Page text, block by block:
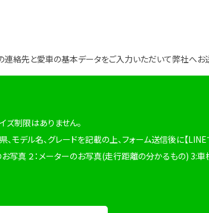
絡先と愛車の基本データをご入力いただいて弊社へお
ズ制限はありません。
モデル名、グレードを記載の上、フォーム送信後に【LINE
お写真 ２：メーターのお写真(走行距離の分かるもの) 3:車